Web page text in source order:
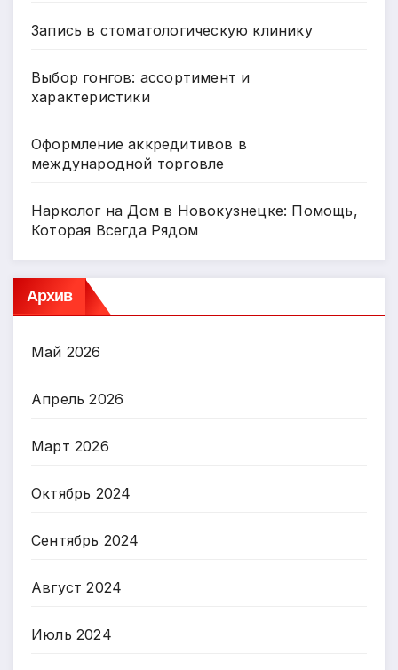
Запись в стоматологическую клинику
Выбор гонгов: ассортимент и
характеристики
Оформление аккредитивов в
международной торговле
Нарколог на Дом в Новокузнецке: Помощь,
Которая Всегда Рядом
Архив
Май 2026
Апрель 2026
Март 2026
Октябрь 2024
Сентябрь 2024
Август 2024
Июль 2024